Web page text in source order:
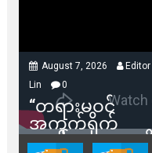
August 7, 2026
Lin
0
“တရားမဝင်
အကွက်ရိုက်
ရောင်းချမှုတွေ